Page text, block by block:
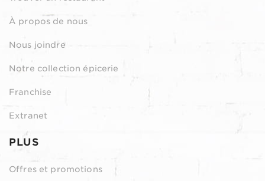
À propos de nous
Nous joindre
Notre collection épicerie
Franchise
Extranet
PLUS
Offres et promotions